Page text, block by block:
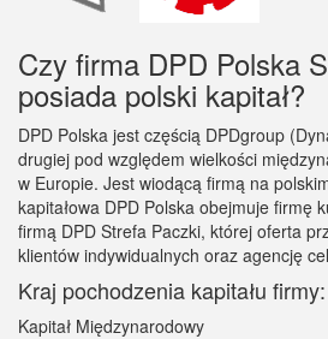
Czy firma DPD Polska
posiada polski kapitał?
DPD Polska jest częścią DPDgroup
drugiej pod względem wielkości
w Europie. Jest wiodącą firmą na
kapitałowa DPD Polska obejmuje firmę
firmą DPD Strefa Paczki, której oferta
klientów indywidualnych oraz agencję
Kraj pochodzenia kapitału firmy:
Kapitał Międzynarodowy